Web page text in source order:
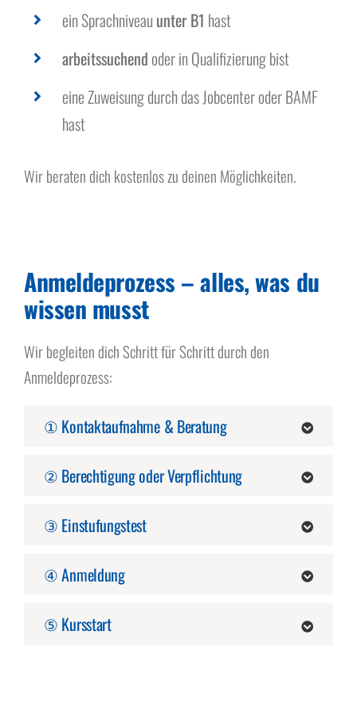
ein Sprachniveau unter B1 hast
arbeitssuchend oder in Qualifizierung bist
eine Zuweisung durch das Jobcenter oder BAMF
hast
Wir beraten dich kostenlos zu deinen Möglichkeiten.
Anmeldeprozess – alles, was du
wissen musst
Wir begleiten dich Schritt für Schritt durch den
Anmeldeprozess:
① Kontaktaufnahme & Beratung
② Berechtigung oder Verpflichtung
③ Einstufungstest
④ Anmeldung
⑤ Kursstart